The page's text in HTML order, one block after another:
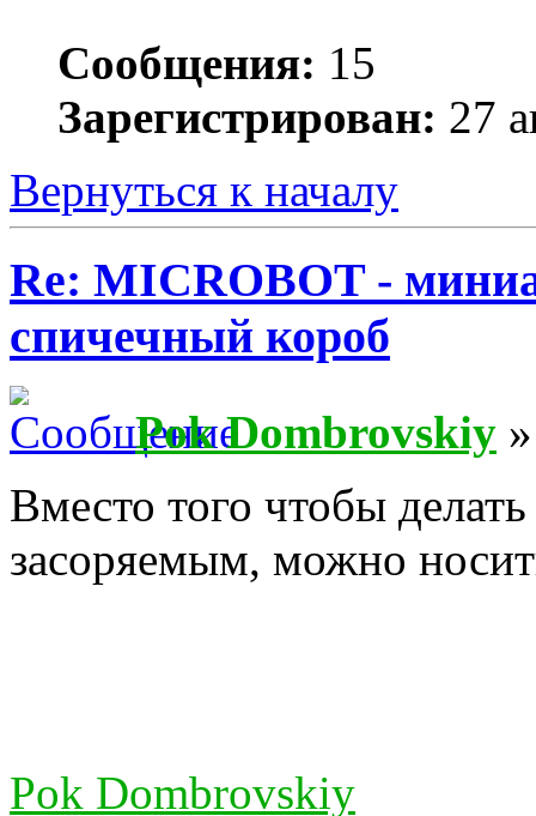
Сообщения: 15
Зарегистрирован: 27
Вернуться к началу
Re: MICROBOT -
спичечный короб
Pok Dombrovskiy
Вместо того чтобы
засоряемым, можно
Pok Dombrovskiy